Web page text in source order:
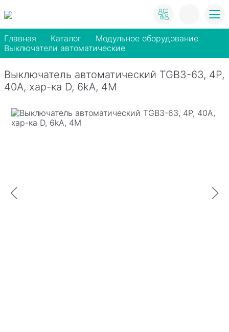
Главная Каталог
Модульное оборудование
Выключатели автоматические
Выключатель автоматический TGB3-63, 4P,
40A, хар-ка D, 6kA, 4M